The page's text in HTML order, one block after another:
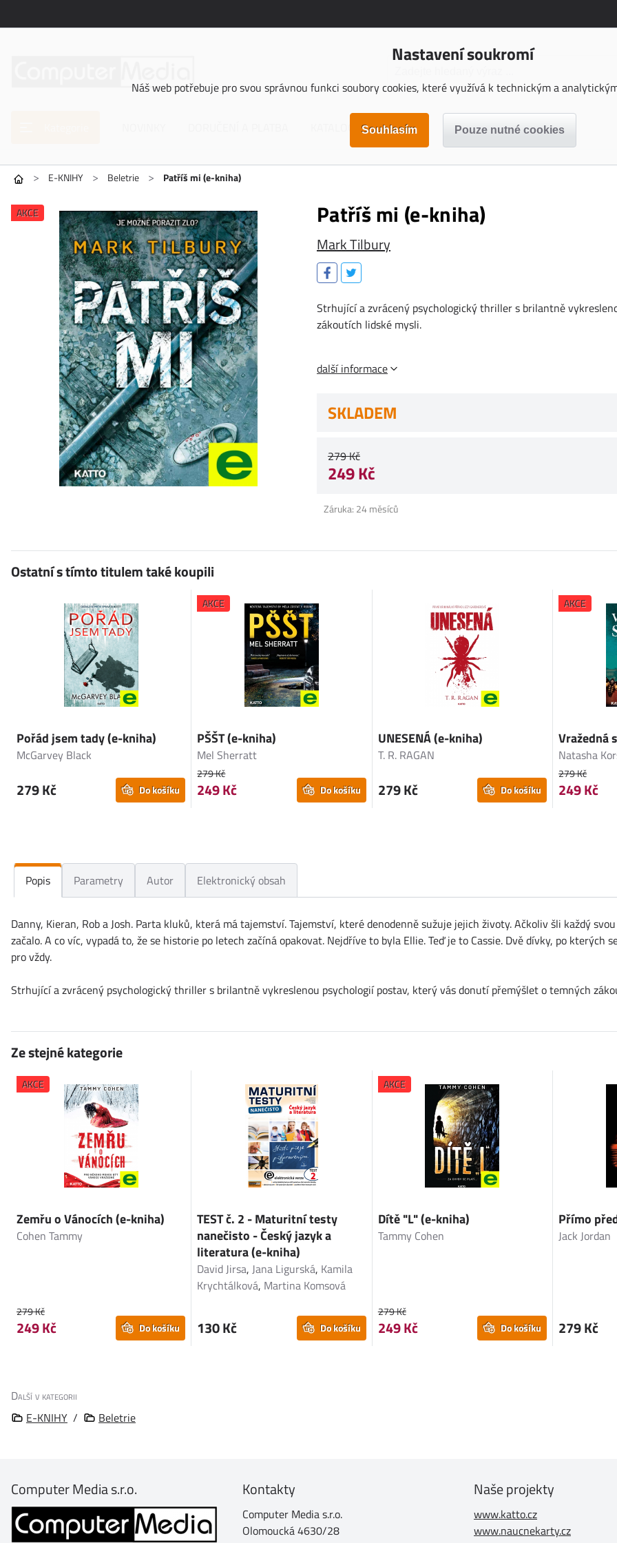
Nastavení soukromí
Náš web potřebuje pro svou správnou funkci soubory cookies, které využívá k technickým a
KATALOGY KE STAŽENÍ
> E-KNIHY > Beletrie > Patříš mi (e-kniha)
Patříš mi (e-kniha)
Mark Tilbury
AKCE
Strhující a zvrácený psychologický thriller s brilantně
zákoutích lidské mysli.
další informace
SKLADEM
279 Kč
249 Kč
Záruka: 24 měsíců
Ostatní s tímto titulem také koupili
Pořád jsem tady (e-kniha)
McGarvey Black
279 Kč Do košíku
AKCE
PŠŠT (e-kniha)
Mel Sherratt
279 Kč
249 Kč Do košíku
UNESENÁ (e-kniha)
T. R. RAGAN
279 Kč Do košíku
AKCE
Vražedná
Natasha
279 Kč
249 Kč
Popis Parametry Autor Elektronický obsah
Danny, Kieran, Rob a Josh. Parta kluků, která má tajemství. Tajemství, které denodenně sužuje jejich životy. Ačkoliv šli každý
začalo. A co víc, vypadá to, že se historie po letech začíná opakovat. Nejdříve to byla Ellie. Teď je to Cassie. Dvě dívky, po
pro vždy.
Strhující a zvrácený psychologický thriller s brilantně vykreslenou psychologií postav, který vás donutí přemýšlet o temných
Ze stejné kategorie
AKCE
Zemřu o Vánocích (e-kniha)
Cohen Tammy
279 Kč
249 Kč Do košíku
TEST č. 2 - Maturitní testy
nanečisto - Český jazyk a
literatura (e-kniha)
David Jirsa,Jana Ligurská, Kamila
Krychtálková, Martina Komsová
130 Kč Do košíku
AKCE
Dítě "L" (e-kniha)
Tammy Cohen
279 Kč
249 Kč Do košíku
Přímo
Jack Jordan
279 Kč
Další v kategorii
E-KNIHY / Beletrie
Computer Media s.r.o. Kontakty
Computer Media s.r.o.
Olomoucká 4630/28
Naše projekty
www.katto.cz
www.naucnekarty.cz